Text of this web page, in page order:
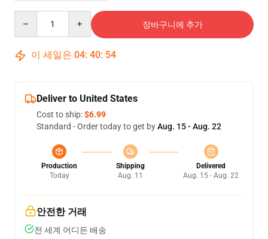
장바구니에 추가
이 세일은 04: 40: 54
Deliver to United States
Cost to ship:$6.99
Standard - Order today to get byAug. 15 - Aug. 22
Production
Today
Shipping
Aug. 11
Delivered
Aug. 15 - Aug. 22
안전한 거래
전 세계 어디든 배송